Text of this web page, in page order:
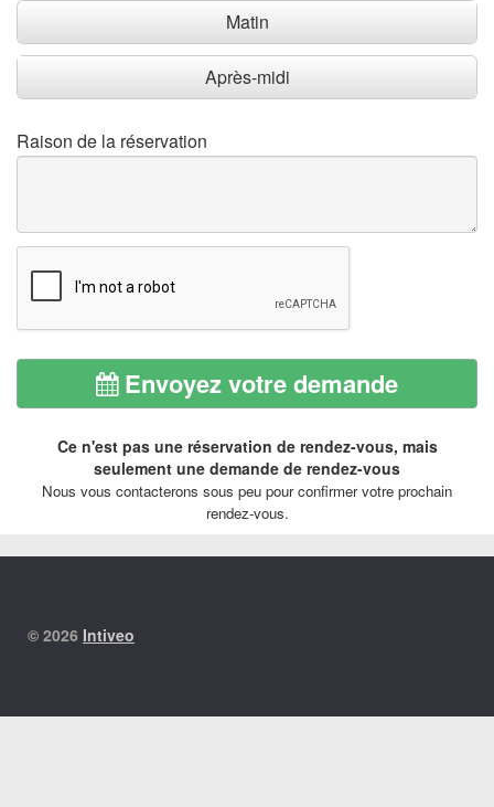
Matin
Après-midi
Raison de la réservation
Envoyez votre demande
Ce n'est pas une réservation de rendez-vous, mais
seulement une demande de rendez-vous
Nous vous contacterons sous peu pour confirmer votre prochain
rendez-vous.
© 2026 Intiveo